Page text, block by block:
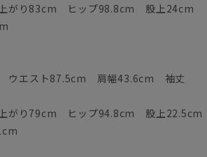
上がり83cm ヒップ98.8cm 股上24cm
ウエスト87.5cm 肩幅43.6cm 袖丈
上がり79cm ヒップ94.8cm 股上22.5cm